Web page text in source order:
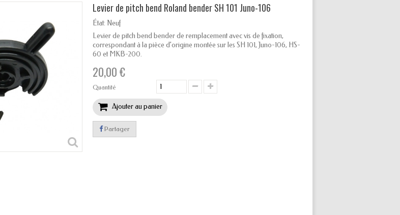
Levier de pitch bend Roland bender SH 101 Juno-106
État: Neuf
Levier de pitch bend bender de remplacement avec vis de fixation,
correspondant à la pièce d’origine montée sur les SH 101, Juno-106, HS-
60 et MKB-200.
20,00 €
Quantité
Ajouter au panier
Partager